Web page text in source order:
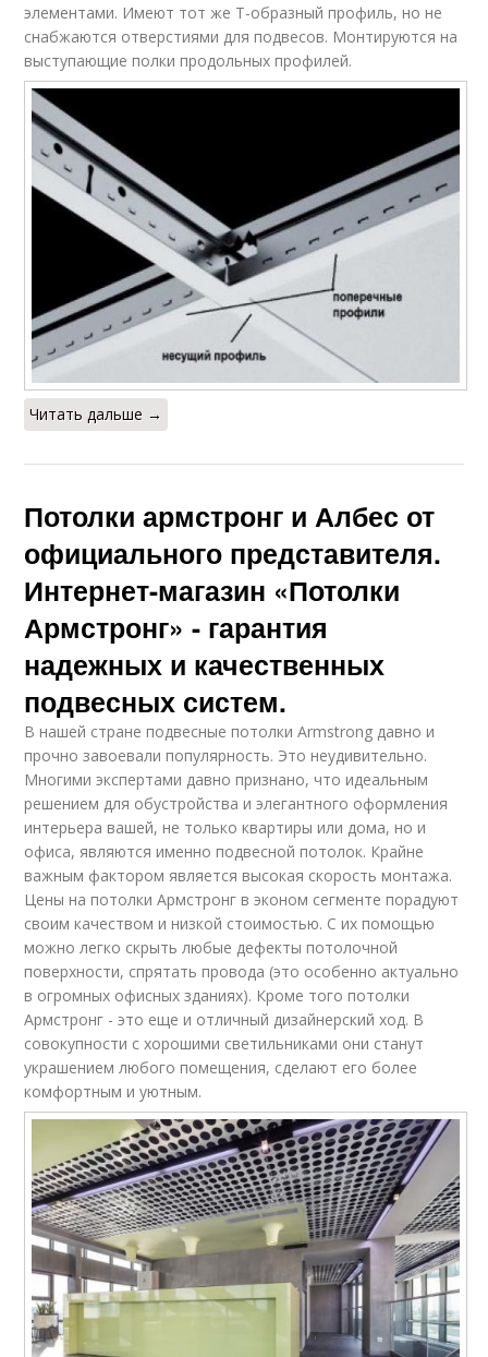
элементами. Имеют тот же Т-образный профиль, но не
снабжаются отверстиями для подвесов. Монтируются на
выступающие полки продольных профилей.
Читать дальше →
Потолки армстронг и Албес от
официального представителя.
Интернет-магазин «Потолки
Армстронг» - гарантия
надежных и качественных
подвесных систем.
В нашей стране подвесные потолки Armstrong давно и
прочно завоевали популярность. Это неудивительно.
Многими экспертами давно признано, что идеальным
решением для обустройства и элегантного оформления
интерьера вашей, не только квартиры или дома, но и
офиса, являются именно подвесной потолок. Крайне
важным фактором является высокая скорость монтажа.
Цены на потолки Армстронг в эконом сегменте порадуют
своим качеством и низкой стоимостью. С их помощью
можно легко скрыть любые дефекты потолочной
поверхности, спрятать провода (это особенно актуально
в огромных офисных зданиях). Кроме того потолки
Армстронг - это еще и отличный дизайнерский ход. В
совокупности с хорошими светильниками они станут
украшением любого помещения, сделают его более
комфортным и уютным.